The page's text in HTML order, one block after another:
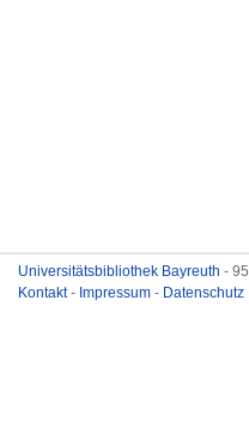
Universitätsbibliothek Bayreuth -
Kontakt- Impressum - Datenschutz